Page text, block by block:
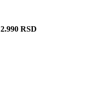
2.990 RSD